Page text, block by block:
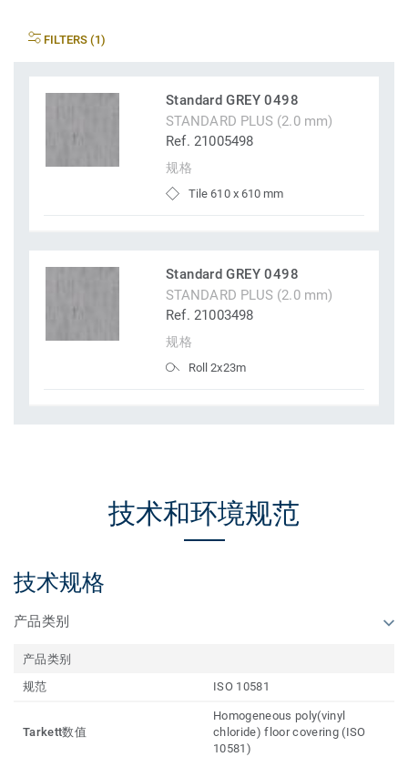
FILTERS (1)
Standard GREY 0498
STANDARD PLUS (2.0 mm)
Ref. 21005498
规格
Tile 610 x 610 mm
Standard GREY 0498
STANDARD PLUS (2.0 mm)
Ref. 21003498
规格
Roll 2x23m
技术和环境规范
技术规格
产品类别
产品类别
规范
ISO 10581
Tarkett数值
Homogeneous poly(vinyl
chloride) floor covering (ISO
10581)